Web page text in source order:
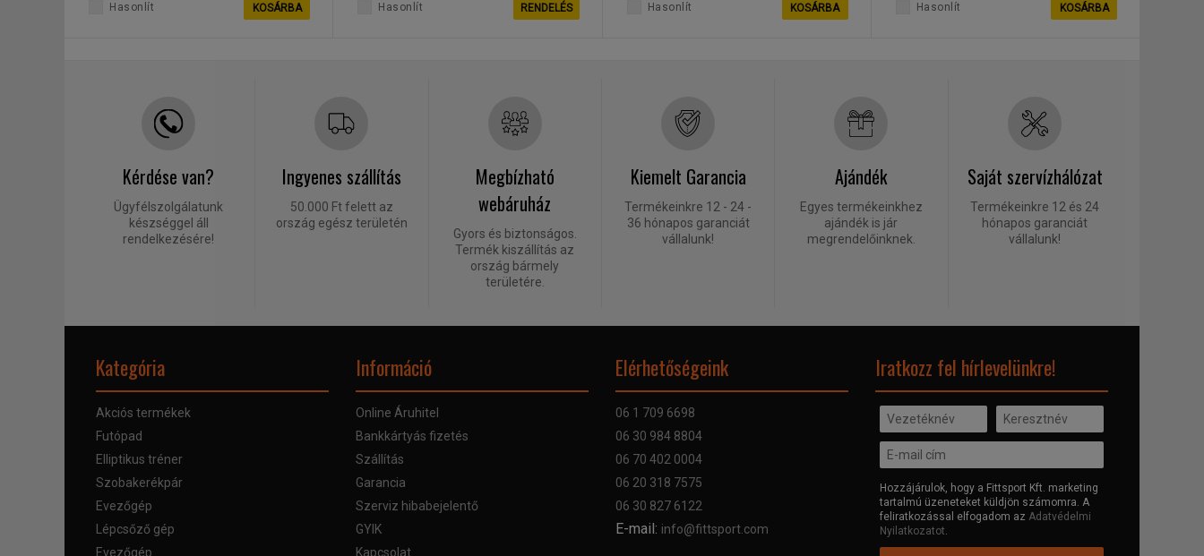
KOSÁRBA
Hasonlít RENDELÉS
Hasonlít KOSÁRBA
Hasonlít KOSÁRBA
Hasonlít
Kérdése van?
Ügyfélszolgálatunk
készséggel áll
rendelkezésére!
Ingyenes szállítás
50.000 Ft felett az
ország egész területén
Megbízható
webáruház
Gyors és biztonságos.
Termék kiszállítás az
ország bármely
területére.
Kiemelt Garancia
Termékeinkre 12 - 24 -
36 hónapos garanciát
vállalunk!
Ajándék
Egyes termékeinkhez
ajándék is jár
megrendelőinknek.
Saját szervízhálózat
Termékeinkre 12 és 24
hónapos garanciát
vállalunk!
Kategória
Akciós termékek
Futópad
Elliptikus tréner
Szobakerékpár
Evezőgép
Lépcsőző gép
Evezőgép
Információ
Online Áruhitel
Bankkártyás fizetés
Szállítás
Garancia
Szerviz hibabejelentő
GYIK
Kapcsolat
Elérhetőségeink
06 1 709 6698
06 30 984 8804
06 70 402 0004
06 20 318 7575
06 30 827 6122
E-mail: info@fittsport.com
Iratkozz fel hírlevelünkre!
Hozzájárulok, hogy a Fittsport Kft. marketing
tartalmú üzeneteket küldjön számomra. A
feliratkozással elfogadom az Adatvédelmi
Nyilatkozatot.